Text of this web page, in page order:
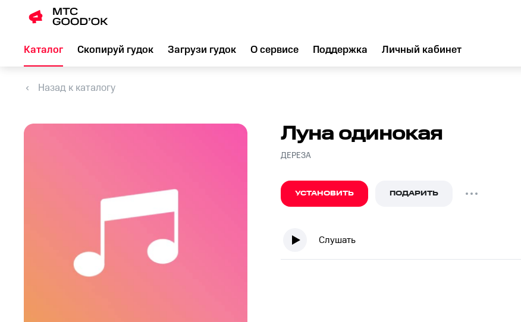
Каталог Скопируй гудок Загрузи гудок О сервисе Поддержка Личный кабинет
Назад к каталогу
Луна одинокая
ДЕРЕЗА
УСТАНОВИТЬ ПОДАРИТЬ
Слушать